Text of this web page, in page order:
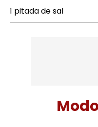
1 pitada de sal